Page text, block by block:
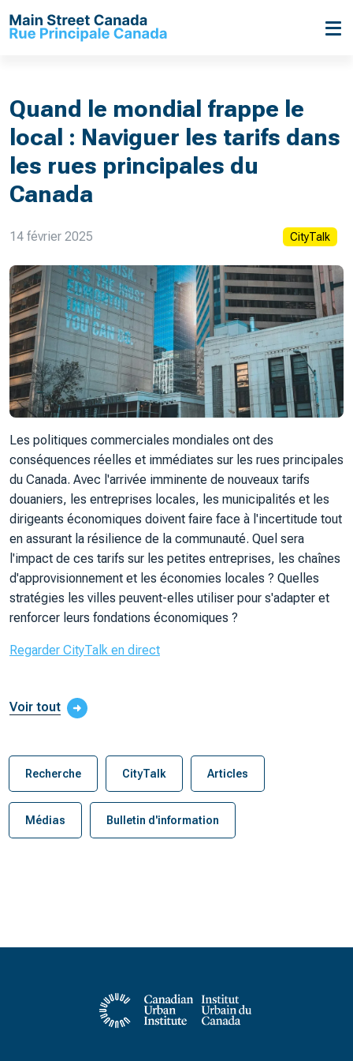
Quand le mondial frappe le
local : Naviguer les tarifs dans
les rues principales du
Canada
14 février 2025 CityTalk
Les politiques commerciales mondiales ont des
conséquences réelles et immédiates sur les rues principales
du Canada. Avec l'arrivée imminente de nouveaux tarifs
douaniers, les entreprises locales, les municipalités et les
dirigeants économiques doivent faire face à l'incertitude tout
en assurant la résilience de la communauté. Quel sera
l'impact de ces tarifs sur les petites entreprises, les chaînes
d'approvisionnement et les économies locales ? Quelles
stratégies les villes peuvent-elles utiliser pour s'adapter et
renforcer leurs fondations économiques ?
Regarder CityTalk en direct
Voir tout
Recherche CityTalk Articles
Médias Bulletin d'information